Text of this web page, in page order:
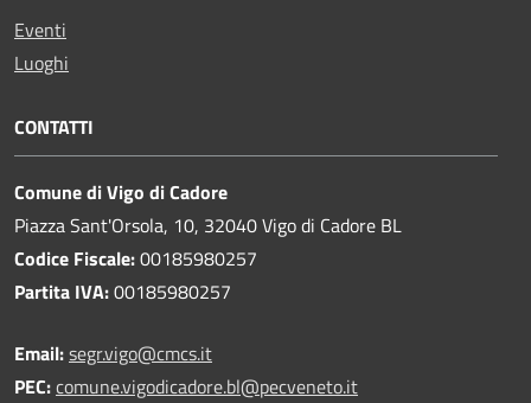
Eventi
Luoghi
CONTATTI
Comune di Vigo di Cadore
Piazza Sant'Orsola, 10, 32040 Vigo di Cadore BL
Codice Fiscale:00185980257
Partita IVA:00185980257
Email:segr.vigo@cmcs.it
PEC:comune.vigodicadore.bl@pecveneto.it